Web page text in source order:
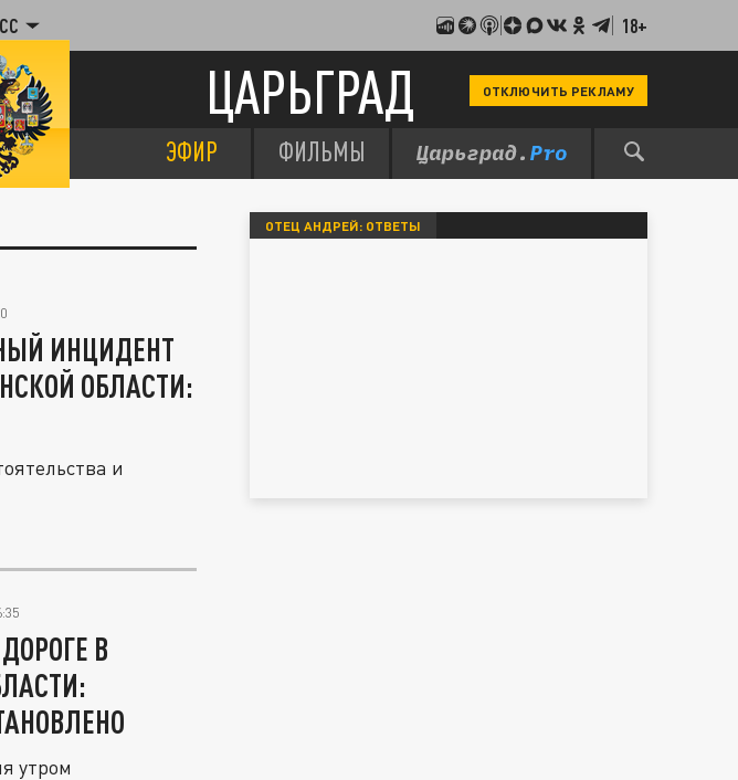
18+
ЦАРЬГРАД ОТКЛЮЧИТЬ РЕКЛАМУ
ЭФИР ФИЛЬМЫ
ИНЦИДЕНТ
ОБЛАСТИ:
и
В
утром
ОТЕЦ АНДРЕЙ: ОТВЕТЫ